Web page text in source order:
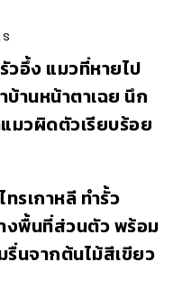
วอึ้ง แมวที่หายไป
านหน้าตาเฉย นึก
มวผิดตัวเรียบร้อย
รเกาหลี ทำรั้ว
งพื้นที่ส่วนตัว พร้อม
รื่นจากต้นไม้สีเขียว